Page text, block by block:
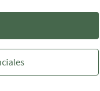
Ciudadana en
Participación
de Participación